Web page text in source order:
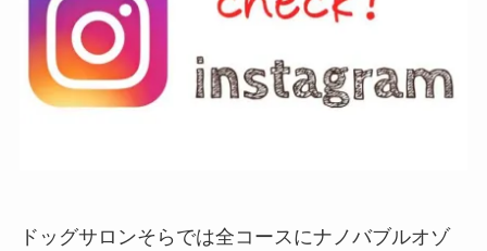
ドッグサロンそらでは全コースにナノバブルオゾ